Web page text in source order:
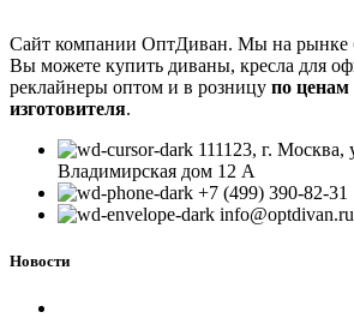
Сайт компании ОптДиван. Мы на рынке
Вы можете купить диваны, кресла для
реклайнеры оптом и в розницу по ценам
изготовителя.
111123, г. Москва,
Владимирская дом 12 А
+7 (499) 390-82-31
info@optdivan.ru
Новости